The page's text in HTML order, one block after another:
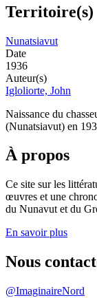
Territoire(s)
Nunatsiavut
Date
1936
Auteur(s)
Igloliorte, John
Naissance du
(Nunatsiavut) en
À propos
Ce site sur les
œuvres et une
du Nunavut et du
En savoir plus
Nous
@ImaginaireNord